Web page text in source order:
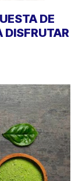
DE
DISFRUTAR